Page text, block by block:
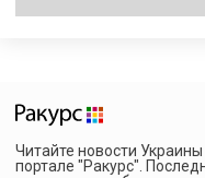
Читайте новости
портале "Ракурс".